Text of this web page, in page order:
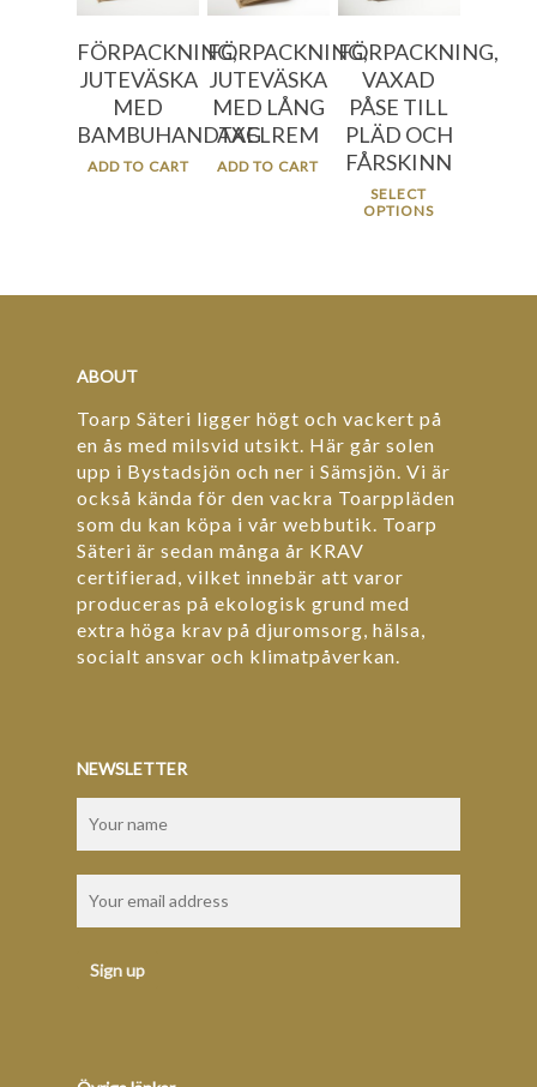
FÖRPACKNING,
JUTEVÄSKA
MED
BAMBUHANDTAG
ADD TO CART
FÖRPACKNING,
VAXAD
PÅSE TILL
PLÄD OCH
FÅRSKINN
SELECT
OPTIONS
FÖRPACKNING,
JUTEVÄSKA
MED LÅNG
AXELREM
ADD TO CART
ABOUT
Toarp Säteri ligger högt och vackert på
en ås med milsvid utsikt. Här går solen
upp i Bystadsjön och ner i Sämsjön. Vi är
också kända för den vackra Toarppläden
som du kan köpa i vår webbutik. Toarp
Säteri är sedan många år KRAV
certifierad, vilket innebär att varor
produceras på ekologisk grund med
extra höga krav på djuromsorg, hälsa,
socialt ansvar och klimatpåverkan.
NEWSLETTER